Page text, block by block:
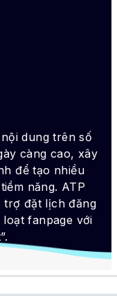
dung trên số
càng cao, xây
để tạo nhiều
năng. ATP
trợ đặt lịch đăng
fanpage với